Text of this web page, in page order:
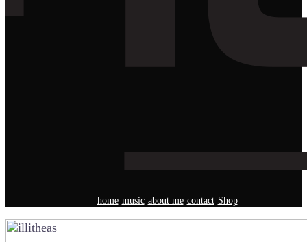
home music about me contact Shop